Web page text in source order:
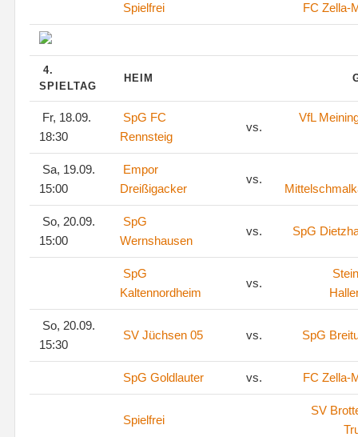
Spielfrei FC Zella-
4.
SPIELTAG
HEIM
Fr, 18.09.
18:30
SpG FC
Rennsteig
vs.
VfL
Sa, 19.09.
15:00
Empor
Dreißigacker
vs.
So, 20.09.
15:00
SpG
Wernshausen
vs. SpG
SpG
Kaltennordheim
vs.
So, 20.09.
15:30
SV Jüchsen 05 vs. SpG
SpG Goldlauter vs. FC Zella-
Spielfrei
SV